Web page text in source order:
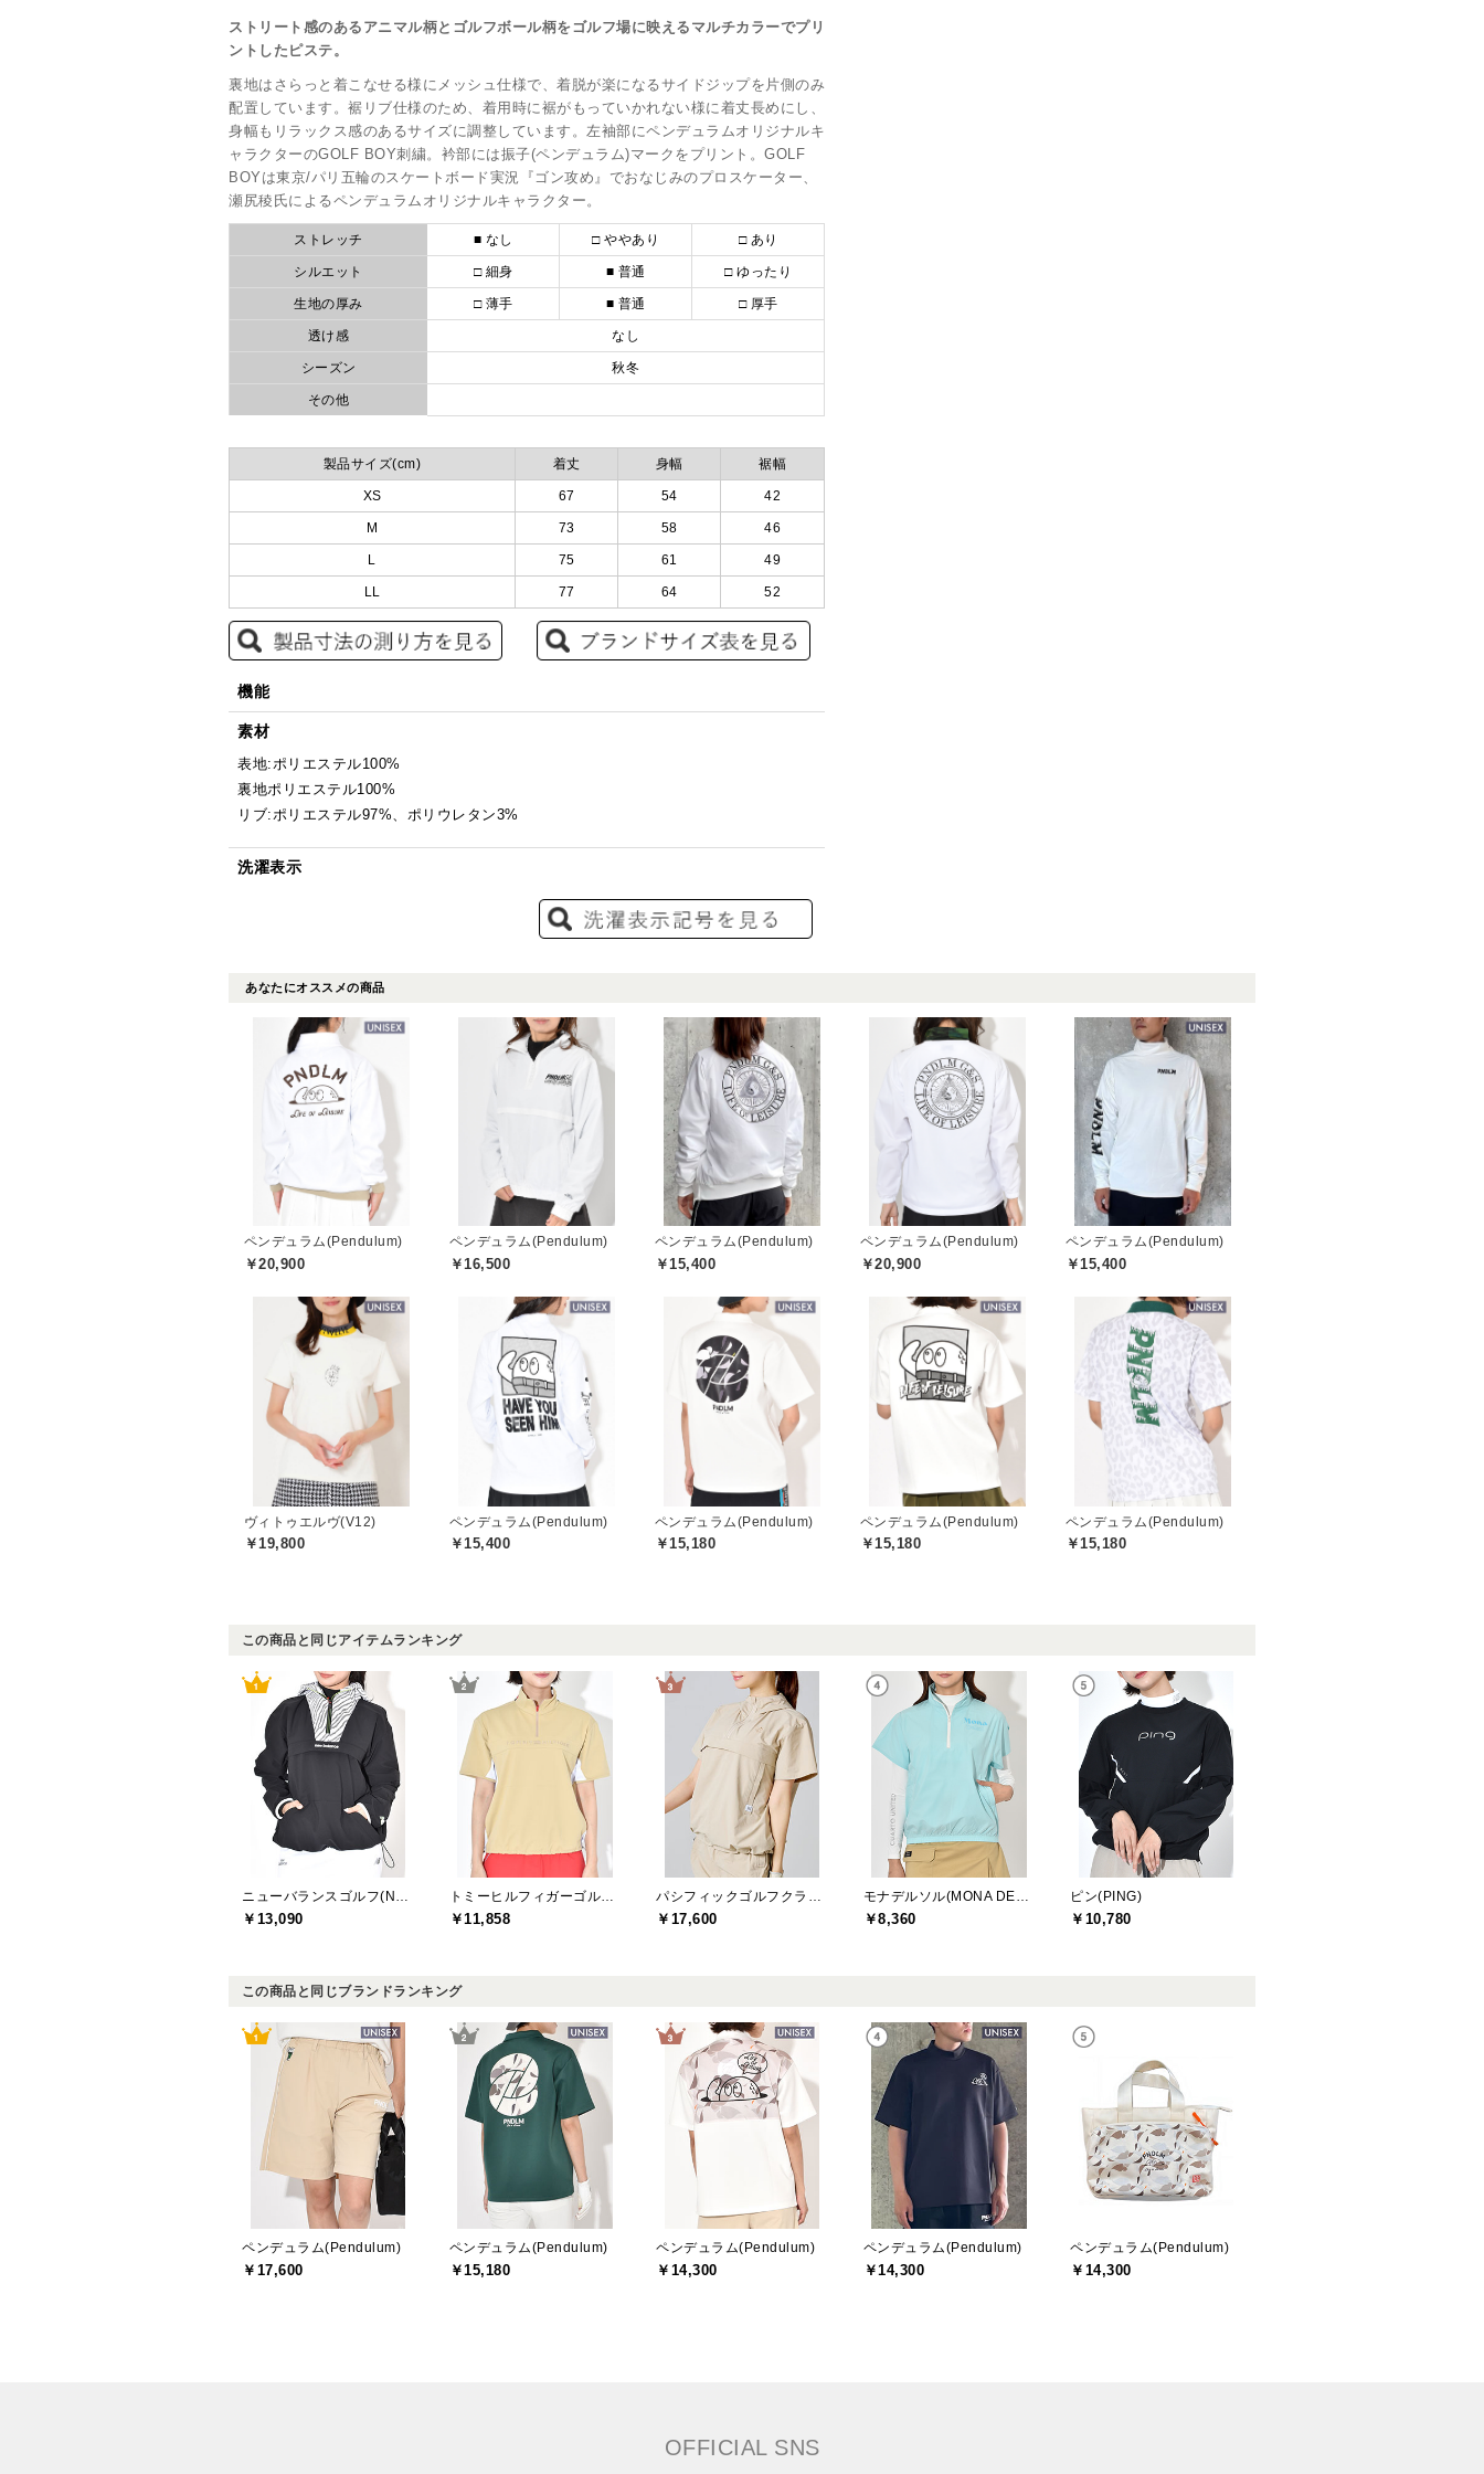
ストリート感のあるアニマル柄とゴルフボール柄をゴルフ場に映えるマルチカラーでプリ
ントしたピステ。
裏地はさらっと着こなせる様にメッシュ仕様で、着脱が楽になるサイドジップを片側のみ
配置しています。裾リブ仕様のため、着用時に裾がもっていかれない様に着丈長めにし、
身幅もリラックス感のあるサイズに調整しています。左袖部にペンデュラムオリジナルキ
ャラクターのGOLF BOY刺繍。衿部には振子(ペンデュラム)マークをプリント。GOLF
BOYは東京/パリ五輪のスケートボード実況『ゴン攻め』でおなじみのプロスケーター、
瀬尻稜氏によるペンデュラムオリジナルキャラクター。
ストレッチ ■ なし □ ややあり □ あり
シルエット □ 細身 ■ 普通 □ ゆったり
生地の厚み □ 薄手 ■ 普通 □ 厚手
透け感 なし
シーズン 秋冬
その他
製品サイズ(cm) 着丈 身幅 裾幅
XS 67 54 42
M 73 58 46
L 75 61 49
LL 77 64 52
機能
素材
表地:ポリエステル100%
裏地ポリエステル100%
リブ:ポリエステル97%、ポリウレタン3%
洗濯表示
あなたにオススメの商品
ペンデュラム(Pendulum)
￥20,900
ペンデュラム(Pendulum)
￥16,500
ペンデュラム(Pendulum)
￥15,400
ペンデュラム(Pendulum)
￥20,900
ペンデュラム(Pendulum)
￥15,400
ヴィトゥエルヴ(V12)
￥19,800
ペンデュラム(Pendulum)
￥15,400
ペンデュラム(Pendulum)
￥15,180
ペンデュラム(Pendulum)
￥15,180
ペンデュラム(Pendulum)
￥15,180
この商品と同じアイテムランキング
￥13,090 ￥11,858 ￥17,600 ￥8,360
ピン(PING)
￥10,780
この商品と同じブランドランキング
ペンデュラム(Pendulum)
￥17,600
ペンデュラム(Pendulum)
￥15,180
ペンデュラム(Pendulum)
￥14,300
ペンデュラム(Pendulum)
￥14,300
ペンデュラム(Pendulum)
￥14,300
OFFICIAL SNS